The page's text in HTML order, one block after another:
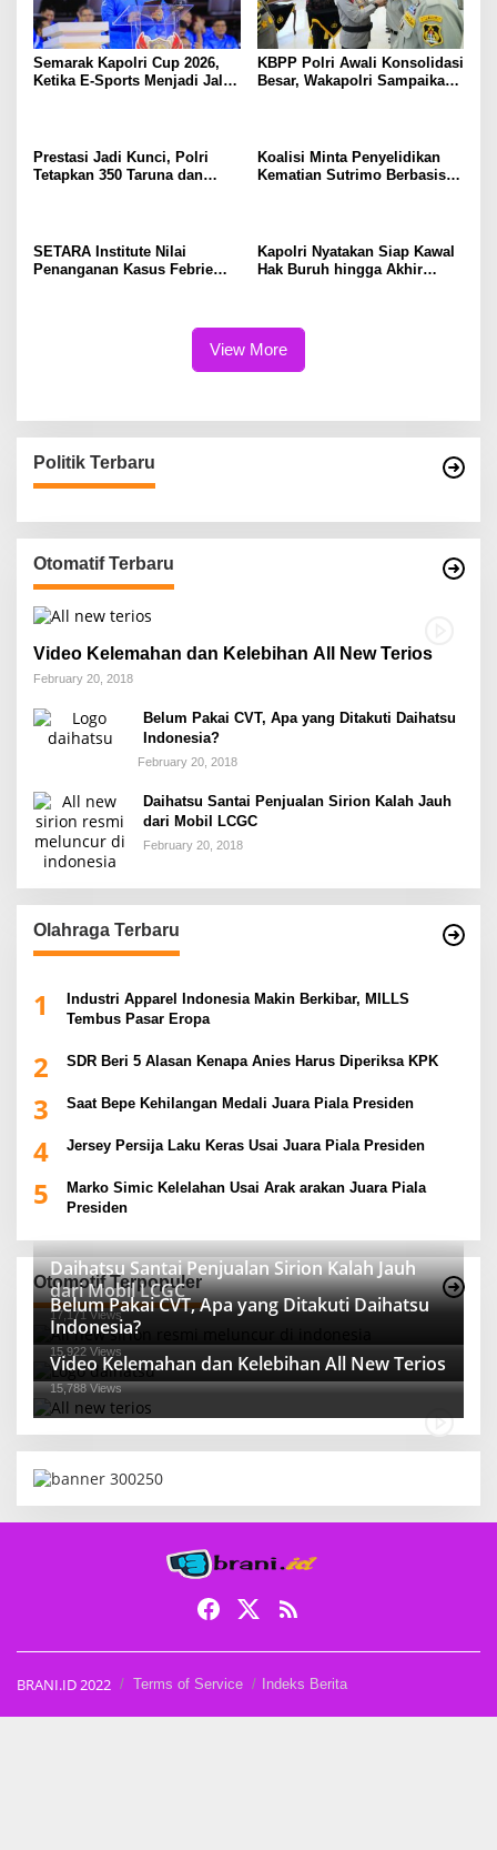
Semarak Kapolri Cup 2026,
Ketika E-Sports Menjadi Jalan
KBPP Polri Awali Konsolidasi
Besar, Wakapolri Sampaikan
Prestasi Jadi Kunci, Polri
Tetapkan 350 Taruna dan
Koalisi Minta Penyelidikan
Kematian Sutrimo Berbasis
SETARA Institute Nilai
Penanganan Kasus Febrie
Kapolri Nyatakan Siap Kawal
Hak Buruh hingga Akhir
View More
Politik Terbaru
Otomatif Terbaru
Video Kelemahan dan Kelebihan All New Terios
February 20, 2018
Belum Pakai CVT, Apa yang Ditakuti Daihatsu
Indonesia?
February 20, 2018
Daihatsu Santai Penjualan Sirion Kalah Jauh
dari Mobil LCGC
February 20, 2018
Olahraga Terbaru
1
Industri Apparel Indonesia Makin Berkibar, MILLS
Tembus Pasar Eropa
2 SDR Beri 5 Alasan Kenapa Anies Harus Diperiksa KPK
3 Saat Bepe Kehilangan Medali Juara Piala Presiden
4 Jersey Persija Laku Keras Usai Juara Piala Presiden
5
Marko Simic Kelelahan Usai Arak arakan Juara Piala
Presiden
Otomotif Terpopuler
Daihatsu Santai Penjualan Sirion Kalah Jauh
dari Mobil LCGC
17,171 Views
Belum Pakai CVT, Apa yang Ditakuti Daihatsu
Indonesia?
15,922 Views
Video Kelemahan dan Kelebihan All New Terios
15,788 Views
BRANI.ID 2022 Terms of Service Indeks Berita